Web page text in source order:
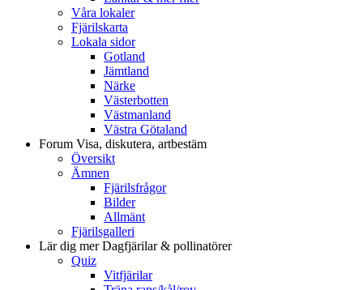
Våra lokaler
Fjärilskarta
Lokala sidor
Gotland
Jämtland
Närke
Västerbotten
Västmanland
Västra Götaland
Forum Visa, diskutera, artbestäm
Översikt
Ämnen
Fjärilsfrågor
Bilder
Allmänt
Fjärilsgalleri
Lär dig merDagfjärilar & pollinatörer
Quiz
Vitfjärilar